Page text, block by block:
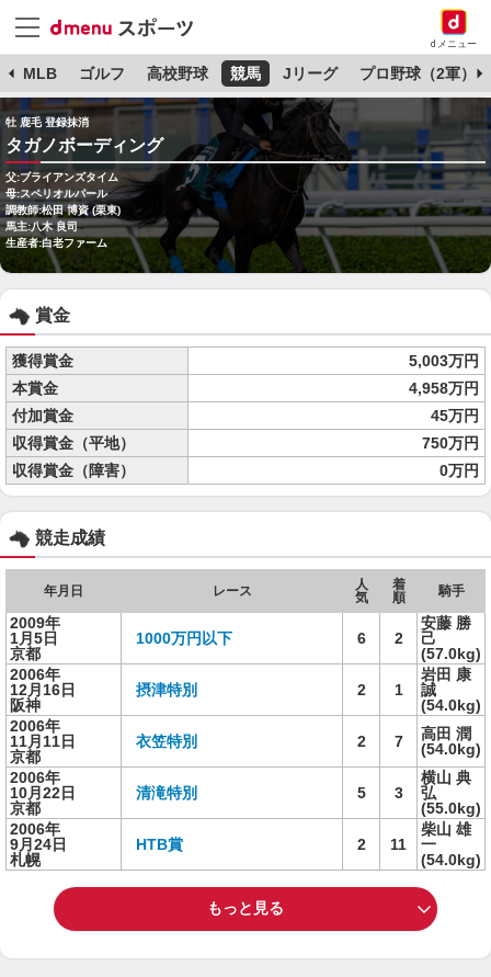
dメニュー
MLB ゴルフ 高校野球 競馬 Jリーグ プロ野球（2軍）
牡 鹿毛 登録抹消
タガノボーディング
父:ブライアンズタイム
母:スペリオルパール
調教師:松田 博資 (栗東)
馬主:八木 良司
生産者:白老ファーム
賞金
獲得賞金
5,003万円
本賞金
4,958万円
付加賞金
45万円
収得賞金（平地）
750万円
収得賞金（障害）
0万円
競走成績
年月日 レース
人
気
着
順
騎手
2009年
1月5日
京都
1000万円以下 6 2
安藤 勝
己
(57.0kg)
2006年
12月16日
阪神
摂津特別 2 1
岩田 康
誠
(54.0kg)
2006年
11月11日
京都
衣笠特別 2 7
高田 潤
(54.0kg)
2006年
10月22日
京都
清滝特別 5 3
横山 典
弘
(55.0kg)
2006年
9月24日
札幌
HTB賞 2 11
柴山 雄
一
(54.0kg)
もっと見る